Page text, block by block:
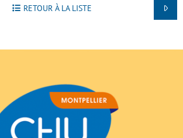
RETOUR À LA LISTE